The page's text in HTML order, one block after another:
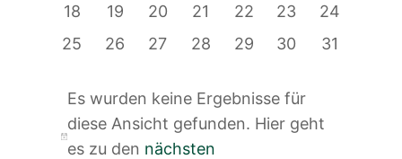
0
18
0
19
0
20
0
21
0
22
0
23
0
24
0
25
0
26
0
27
0
28
0
29
0
30
0
31
Hinweis
Es wurden keine Ergebnisse für
diese Ansicht gefunden. Hier geht
es zu den nächsten